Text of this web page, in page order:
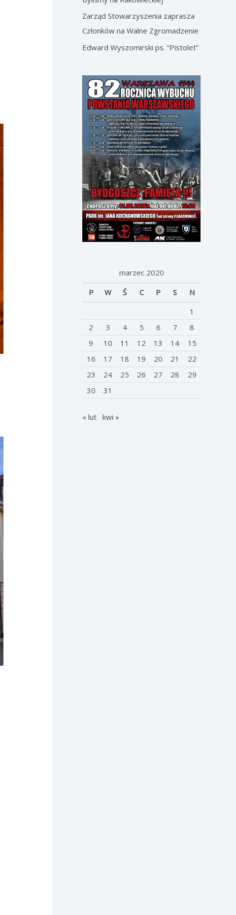
Zarząd Stowarzyszenia zaprasza
Członków na Walne Zgromadzenie
Edward Wyszomirski ps. “Pistolet”
marzec 2020
P
W Ś C P S
N
1
2
3 4 5 6 7
8
9
10 11 12 13 14
15
16
17 18 19 20 21
22
23
24 25 26 27 28
29
30
31
« lut kwi »